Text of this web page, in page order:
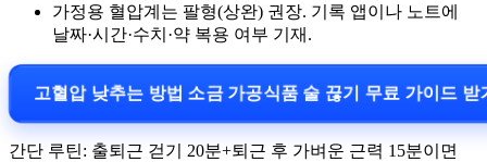
가정용 혈압계는 팔형(상완) 권장. 기록 앱이나 노트에
날짜·시간·수치·약 복용 여부 기재.
고혈압 낮추는 방법 소금 가공식품 술 끊기 무료 가이드
간단 루틴: 출퇴근 걷기 20분+퇴근 후 가벼운 근력 15분이면